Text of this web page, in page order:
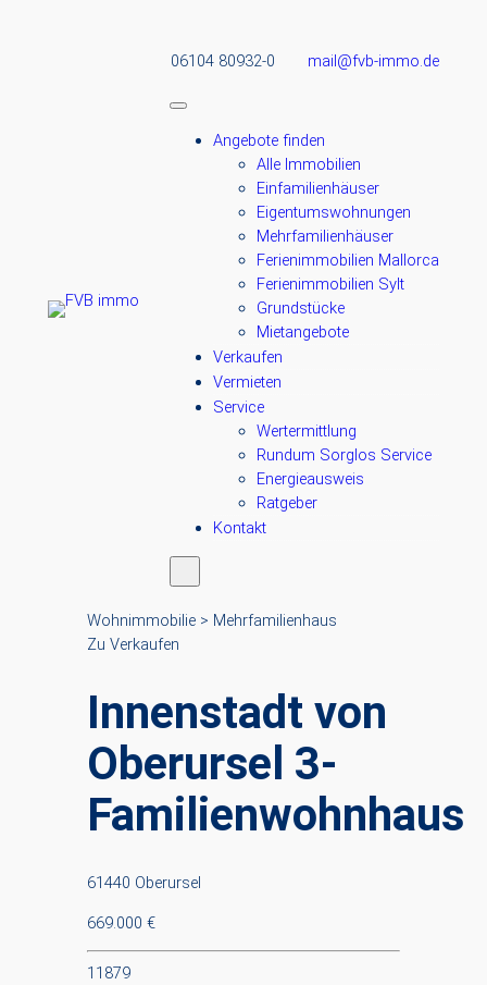
06104 80932-0 mail@fvb-immo.de
Angebote finden
Alle Immobilien
Einfamilienhäuser
Eigentumswohnungen
Mehrfamilienhäuser
Ferienimmobilien Mallorca
Ferienimmobilien Sylt
Grundstücke
Mietangebote
Verkaufen
Vermieten
Service
Wertermittlung
Rundum Sorglos Service
Energieausweis
Ratgeber
Kontakt
Wohnimmobilie > Mehrfamilienhaus
Zu Verkaufen
Innenstadt von
Oberursel 3-
Familienwohnhaus
61440 Oberursel
669.000 €
11879